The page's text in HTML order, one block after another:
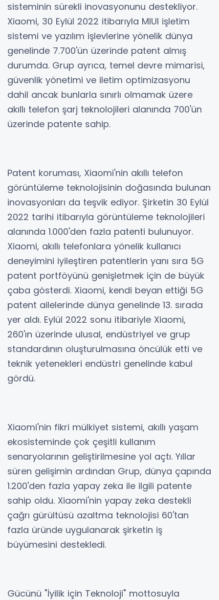
sisteminin sürekli inovasyonunu destekliyor.
Xiaomi, 30 Eylül 2022 itibarıyla MIUI işletim
sistemi ve yazılım işlevlerine yönelik dünya
genelinde 7.700'ün üzerinde patent almış
durumda. Grup ayrıca, temel devre mimarisi,
güvenlik yönetimi ve iletim optimizasyonu
dahil ancak bunlarla sınırlı olmamak üzere
akıllı telefon şarj teknolojileri alanında 700'ün
üzerinde patente sahip.
Patent koruması, Xiaomi'nin akıllı telefon
görüntüleme teknolojisinin doğasında bulunan
inovasyonları da teşvik ediyor. Şirketin 30 Eylül
2022 tarihi itibarıyla görüntüleme teknolojileri
alanında 1.000'den fazla patenti bulunuyor.
Xiaomi, akıllı telefonlara yönelik kullanıcı
deneyimini iyileştiren patentlerin yanı sıra 5G
patent portföyünü genişletmek için de büyük
çaba gösterdi. Xiaomi, kendi beyan ettiği 5G
patent ailelerinde dünya genelinde 13. sırada
yer aldı. Eylül 2022 sonu itibariyle Xiaomi,
260'ın üzerinde ulusal, endüstriyel ve grup
standardının oluşturulmasına öncülük etti ve
teknik yetenekleri endüstri genelinde kabul
gördü.
Xiaomi'nin fikri mülkiyet sistemi, akıllı yaşam
ekosisteminde çok çeşitli kullanım
senaryolarının geliştirilmesine yol açtı. Yıllar
süren gelişimin ardından Grup, dünya çapında
1.200'den fazla yapay zeka ile ilgili patente
sahip oldu. Xiaomi'nin yapay zeka destekli
çağrı gürültüsü azaltma teknolojisi 60'tan
fazla üründe uygulanarak şirketin iş
büyümesini destekledi.
Gücünü "İyilik için Teknoloji" mottosuyla